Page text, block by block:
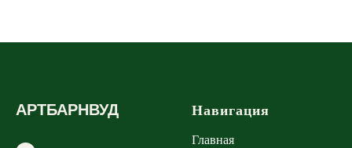
АРТБАРНВУД Навигация
Главная